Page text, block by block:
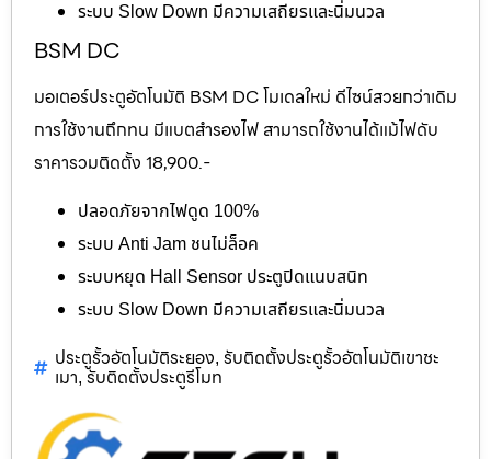
ระบบ Slow Down มีความเสถียรและนิ่มนวล
BSM DC
มอเตอร์ประตูอัตโนมัติ BSM DC โมเดลใหม่ ดีไซน์สวยกว่าเดิม
การใช้งานถึกทน มีแบตสำรองไฟ สามารถใช้งานได้แม้ไฟดับ
ราคารวมติดตั้ง 18,900.-
ปลอดภัยจากไฟดูด 100%
ระบบ Anti Jam ชนไม่ล็อค
ระบบหยุด Hall Sensor ประตูปิดแนบสนิท
ระบบ Slow Down มีความเสถียรและนิ่มนวล
ประตูรั้วอัตโนมัติระยอง, รับติดตั้งประตูรั้วอัตโนมัติเขาชะ
เมา,รับติดตั้งประตูรีโมท